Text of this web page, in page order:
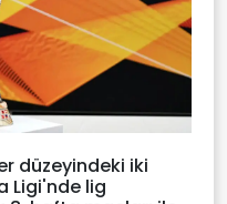
düzeyindeki iki
Ligi'nde lig